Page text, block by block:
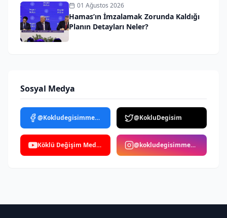
01 Ağustos 2026
Hamas’ın İmzalamak Zorunda Kaldığı
Planın Detayları Neler?
Sosyal Medya
@Kokludegisimmedya @KokluDegisim
Köklü Değişim Medya @kokludegisimmedya